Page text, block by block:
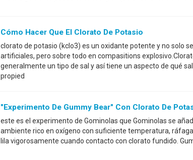
Cómo Hacer Que El Clorato De Potasio
clorato de potasio (kclo3) es un oxidante potente y no solo
artificiales, pero sobre todo en compasitions
generalmente un tipo de sal y así tiene un aspecto de qué
propied
"Experimento De Gummy Bear" Con Clorato De
este es el experimento de Gominolas que Gominolas se
ambiente rico en oxígeno con suficiente temperatura,
lila vigorosamente cuando contacto con clorato fundido.